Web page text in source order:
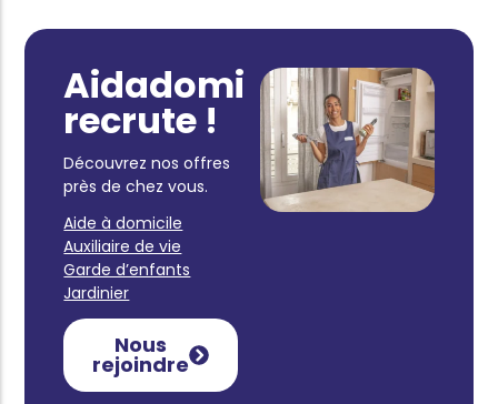
Aidadomi
recrute !
Découvrez nos offres
près de chez vous.
Aide à domicile
Auxiliaire de vie
Garde d’enfants
Jardinier
Nous
rejoindre